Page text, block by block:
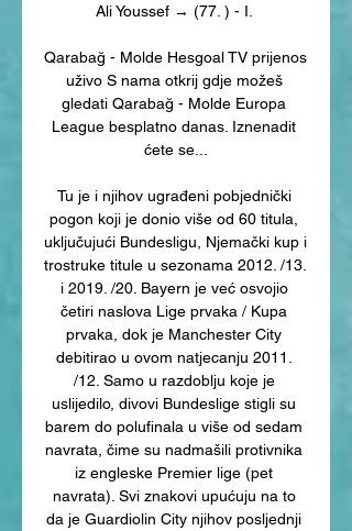
Ali Youssef → (77. ) - I.
Qarabağ - Molde Hesgoal TV prijenos
uživo S nama otkrij gdje možeš
gledati Qarabağ - Molde Europa
League besplatno danas. Iznenadit
ćete se...
Tu je i njihov ugrađeni pobjednički
pogon koji je donio više od 60 titula,
uključujući Bundesligu, Njemački kup i
trostruke titule u sezonama 2012. /13.
i 2019. /20. Bayern je već osvojio
četiri naslova Lige prvaka / Kupa
prvaka, dok je Manchester City
debitirao u ovom natjecanju 2011.
/12. Samo u razdoblju koje je
uslijedilo, divovi Bundeslige stigli su
barem do polufinala u više od sedam
navrata, čime su nadmašili protivnika
iz engleske Premier lige (pet
navrata). Svi znakovi upućuju na to
da je Guardiolin City njihov posljednji